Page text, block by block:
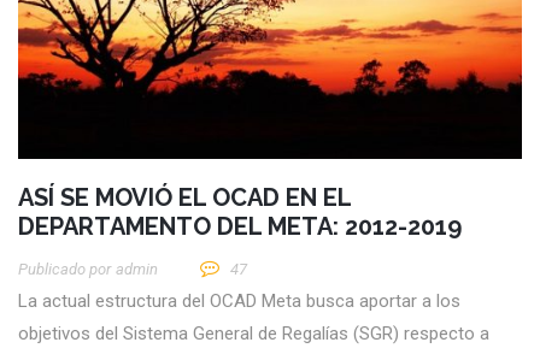
ASÍ SE MOVIÓ EL OCAD EN EL
DEPARTAMENTO DEL META: 2012-2019
Publicado por Admin 47
La actual estructura del OCAD Meta busca aportar a los
objetivos del Sistema General de Regalías (SGR) respecto a